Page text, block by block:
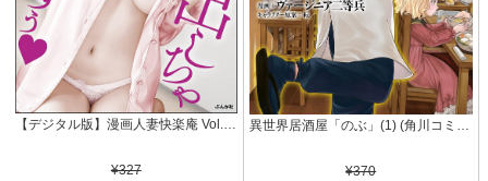
¥327
¥370